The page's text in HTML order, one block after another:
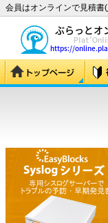
会員はオンラインで見積書(